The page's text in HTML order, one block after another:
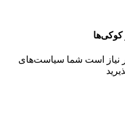
نیاز است شما سیاست‌های